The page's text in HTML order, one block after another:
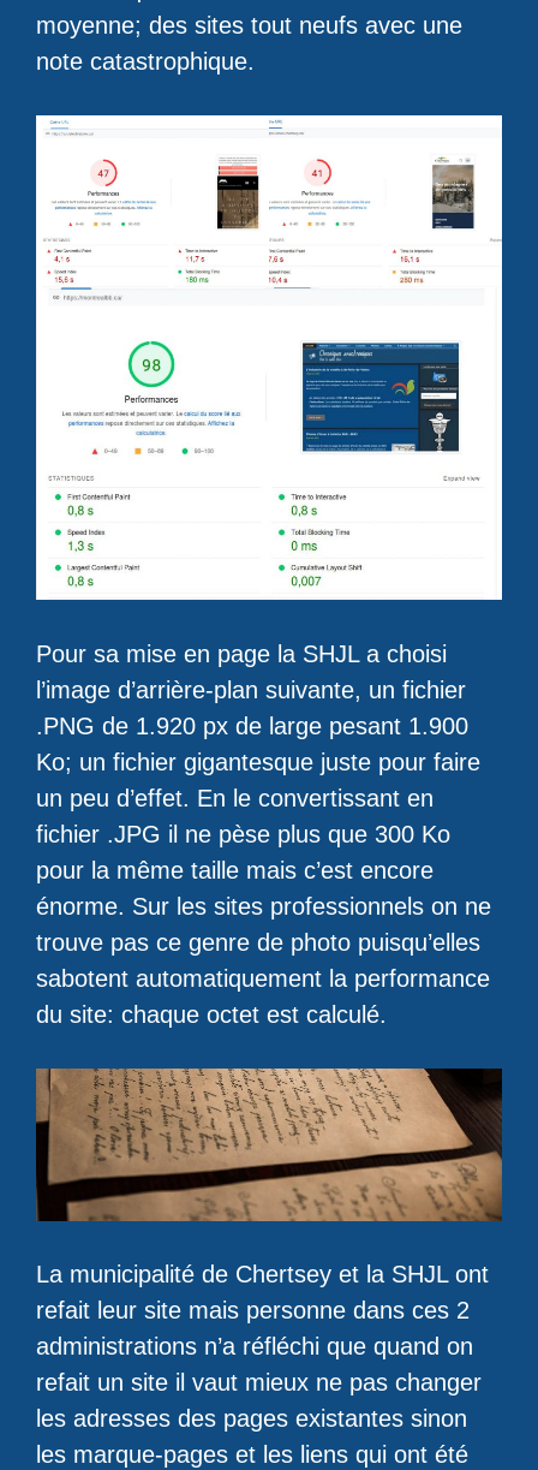
moyenne; des sites tout neufs avec une
note catastrophique.
Pour sa mise en page la SHJL a choisi
l’image d’arrière-plan suivante, un fichier
.PNG de 1.920 px de large pesant 1.900
Ko; un fichier gigantesque juste pour faire
un peu d’effet. En le convertissant en
fichier .JPG il ne pèse plus que 300 Ko
pour la même taille mais c’est encore
énorme. Sur les sites professionnels on ne
trouve pas ce genre de photo puisqu’elles
sabotent automatiquement la performance
du site: chaque octet est calculé.
La municipalité de Chertsey et la SHJL ont
refait leur site mais personne dans ces 2
administrations n’a réfléchi que quand on
refait un site il vaut mieux ne pas changer
les adresses des pages existantes sinon
les marque-pages et les liens qui ont été